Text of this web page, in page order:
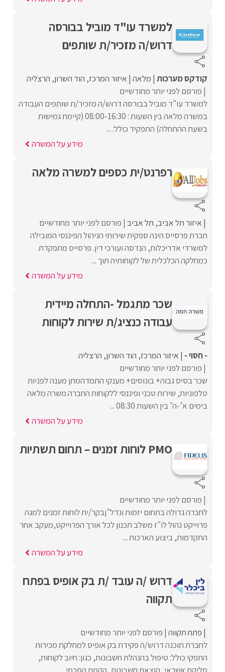
למשרד עו"ד מוביל בבורסה
דרוש/ה מזכיר/ת שותפים
קודקס מערכות מלאה איזור המרכז הוד השרון הרצליה
פורסם לפני יותר מחודשיים
למשרד עו"ד מוביל בבורסה דרוש/ה מזכיר/ת שותפים העבודה
במשרה מלאה בין השעות : 08:00-16:30 (קיימת גמישות
בשעת ההתחלה) התפקיד כולל: ...
מידע על המשרה
רפרנט/ית כספים למשרה מלאה
איזור תל אביב תל אביב פורסם לפני יותר מחודשיים
חברת פרסייס הינה ספקית שירותי הניהול הפיננסי המובילה
למשרדי אדריכלות, הנדסה ועורכי דין. פרסייס מתפקדת
כמחלקה הכלכלית של לקוחותיה תוך ...
מידע על המשרה
שכר מתגמל -התחלה מיידית
עבודה כנציג/ת שירות לקוחות
- חסוי - איזור המרכז הוד השרון הרצליה
פורסם לפני יותר מחודשיים
שכר בסיס גבוה+ בונוסים+ מענקי התמדהמתן מענה לפניות
טלפוניות, שירות טכני ופיננסי ללקוחות החברה.משרה מלאה
בימים א’-ה’ בין השעות 08:30 ...
מידע על המשרה
PMO לוחות זמנים – תחום תשתיות
פורסם לפני יותר מחודשיים
לחברה גדולה בתחום יזמות ונדל"ןבקר/ית לוחות זמנים למגה
פרוייקט נהול לו"ז משלב תכנון לכל אורך הפרוייקט,מעקב אחר
התקדמות, ביצוע הארכות ...
מידע על המשרה
דרוש /ה עובד /ת בק אופיס בפתח
תקווה
פתח תקווה פורסם לפני יותר מחודשיים
לחברת תוכנה דרוש/ה פקידת בק אופיס למחלקת מכירות
התפקי כולל: טיפול בהנהלת חשבונות, כגון: חיוב לקוחות,
סליקת אשראי, הוצאת חשבונות, הקמת הסכמי ...